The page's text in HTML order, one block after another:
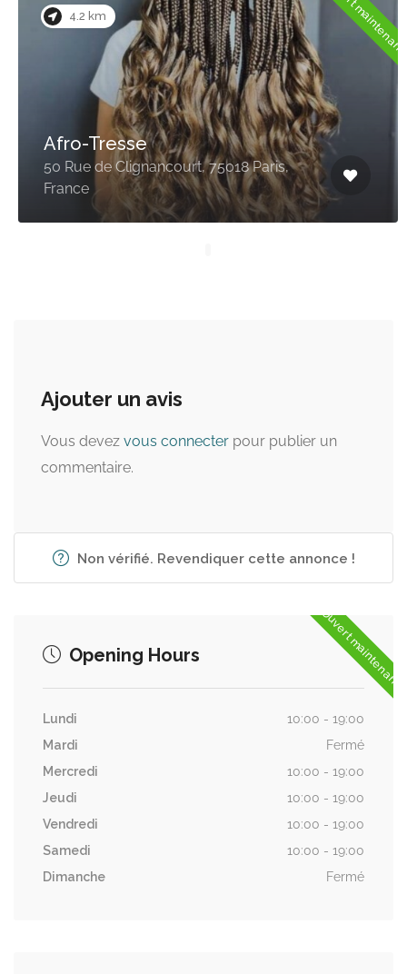
4.2 km
Afro-Tresse
50 Rue de Clignancourt, 75018 Paris,
France
Ajouter un avis
Vous devez vous connecter pour publier un
commentaire.
Non vérifié. Revendiquer cette annonce !
Ouvert maintenant
Opening Hours
Lundi
10:00 - 19:00
Mardi
Fermé
Mercredi
10:00 - 19:00
Jeudi
10:00 - 19:00
Vendredi
10:00 - 19:00
Samedi
10:00 - 19:00
Dimanche
Fermé